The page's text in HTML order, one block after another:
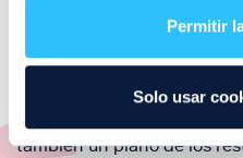
Permitir
Solo usar
también de nuestra oferta
podrás encontrar toda la
cada una de nuestras
también un plano de los